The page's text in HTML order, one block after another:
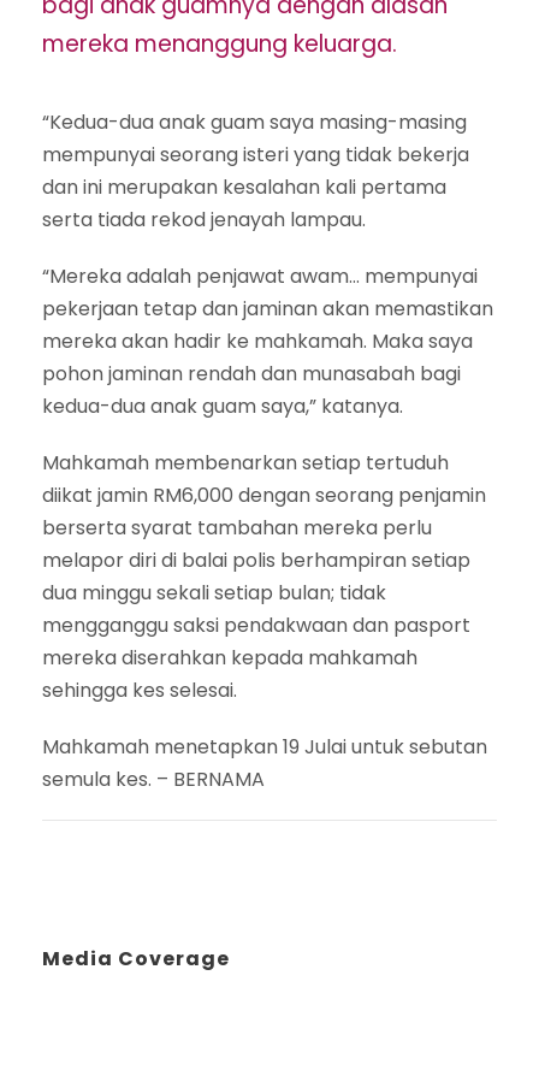
mereka menanggung keluarga.
“Kedua-dua anak guam saya masing-masing
mempunyai seorang isteri yang tidak bekerja
dan ini merupakan kesalahan kali pertama
serta tiada rekod jenayah lampau.
“Mereka adalah penjawat awam… mempunyai
pekerjaan tetap dan jaminan akan memastikan
mereka akan hadir ke mahkamah. Maka saya
pohon jaminan rendah dan munasabah bagi
kedua-dua anak guam saya,” katanya.
Mahkamah membenarkan setiap tertuduh
diikat jamin RM6,000 dengan seorang penjamin
berserta syarat tambahan mereka perlu
melapor diri di balai polis berhampiran setiap
dua minggu sekali setiap bulan; tidak
mengganggu saksi pendakwaan dan pasport
mereka diserahkan kepada mahkamah
sehingga kes selesai.
Mahkamah menetapkan 19 Julai untuk sebutan
semula kes. – BERNAMA
Media Coverage